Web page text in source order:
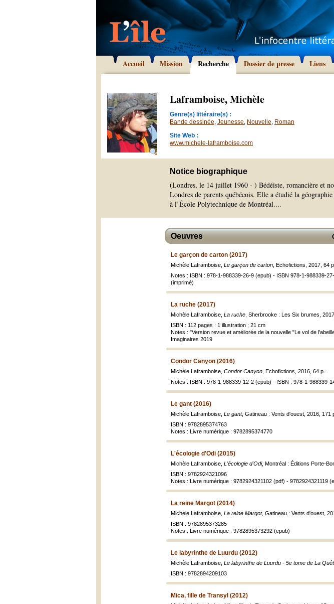
Accueil Mission Recherche Dossier de presse Liens
Laframboise, Michèle
Genre(s) littéraire(s) :
Bande dessinée, Jeunesse, Nouvelle, Roman
Site Web :
www.michele-laframboise.com
Notice biographique
(Londres, le 14 juillet 1960 - ) Bédéiste, romancière et
Londres de parents québécois. Elle a étudié la
à l’École Polytechnique de Montréal....
Oeuvres
Le garçon de carton (2017)
Michèle Laframboise, Le garçon de carton , Echofictions, 2017, 64
Notes : ISBN : 978-1-988339-26-9 (epub) - ISBN 978-1-988339-
(imprimé)
La ruche (2017)
Michèle Laframboise, La ruche , Sherbrooke : Les Six brumes,
ISBN : 112 pages : 1 illustration ; 21 cm
Notes : "Version revue et améliorée de la nouvelle "Le vol de
Imaginaires 2019
Condor Canyon (2016)
Michèle Laframboise, Condor Canyon , Echofictions, 2016, 64 p..
Notes : ISBN : 978-1-988339-12-2 (epub) - ISBN : 978-1-988339-
Le gant (2016)
Michèle Laframboise, Le gant, Gatineau : Vents d'ouest, 2016, 171
ISBN : 9782895374763
Notes : Livre numérique : 9782895374770
L'écologie d'Odi (2015)
Michèle Laframboise, L'écologie d'Odi, Montréal : Éditions Porte-
ISBN : 9782924321096
Notes : Livre numérique : 9782924321102 (pdf) - 9782924321119
La reine Margot (2014)
Michèle Laframboise, La reine Margot, Gatineau : Vents d'ouest,
ISBN : 9782895373285
Notes : Livre numérique : 9782895373292 (epub)
Le labyrinthe de Luurdu (2012)
Michèle Laframboise, Le labyrinthe de Luurdu - 5e tome de La
ISBN : 9782894209103
Mica, fille de Transyl (2012)